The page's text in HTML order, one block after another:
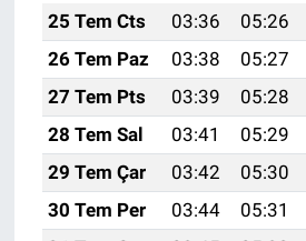
25 Tem Cts
03:36 05:26
26 Tem Paz
03:38 05:27
27 Tem Pts
03:39 05:28
28 Tem Sal
03:41 05:29
29 Tem Çar
03:42 05:30
30 Tem Per
03:44 05:31